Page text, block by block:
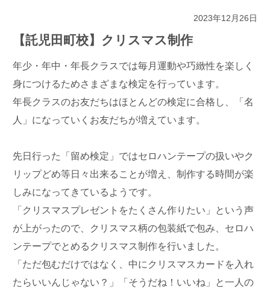
2023年12月26日
【託児田町校】クリスマス制作
年少・年中・年長クラスでは毎月運動や巧緻性を楽しく
身につけるためさまざまな検定を行っています。
年長クラスのお友だちはほとんどの検定に合格し、「名
人」になっていくお友だちが増えています。
先日行った「留め検定」ではセロハンテープの扱いやク
リップどめ等日々出来ることが増え、制作する時間が楽
しみになってきているようです。
「クリスマスプレゼントをたくさん作りたい」という声
が上がったので、クリスマス柄の包装紙で包み、セロハ
ンテープでとめるクリスマス制作を行いました。
「ただ包むだけではなく、中にクリスマスカードを入れ
たらいいんじゃない？」「そうだね！いいね」と一人の